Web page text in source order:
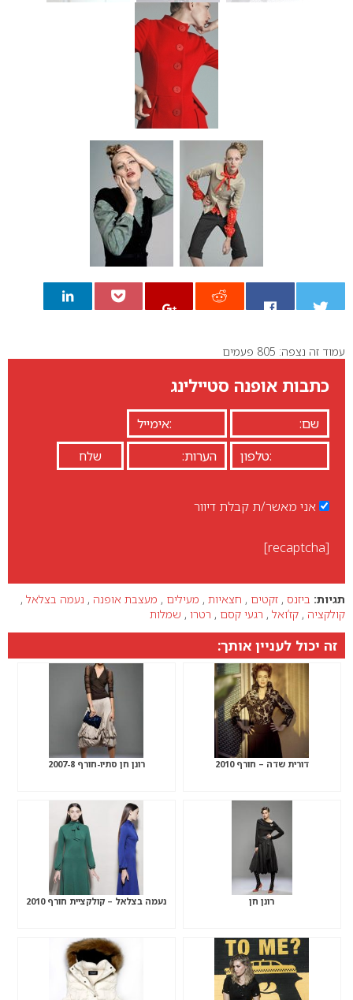
0
עמוד זה נצפה: 805 פעמים
כתבות אופנה סטיילינג
אני מאשר/ת קבלת דיוור
[recaptcha]
תגיות: ביזנס , זקטים , חצאיות , מעילים , מעצבת אופנה , נעמה בצלאל ,
קולקציה , קז’ואל , רגעי קסם , רטרו , שמלות
זה יכול לעניין אותך:
דורית שדה – חורף 2010 רונן חן סתיו-חורף 2007-8
רונן חן נעמה בצלאל – קולקציית חורף 2010